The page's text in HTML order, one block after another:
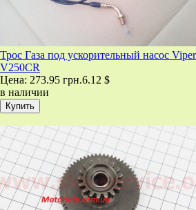
Трос Газа под ускорительный насос
V250CR
Цена: 273.95 грн.6.12 $
в наличии